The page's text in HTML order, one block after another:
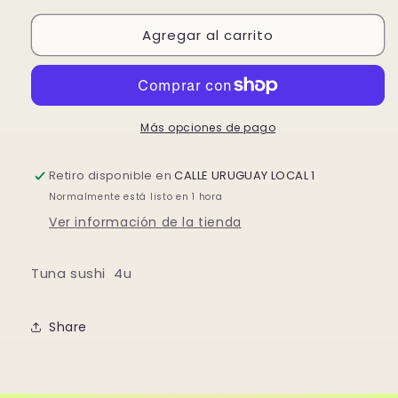
para
ATUN
para
SUSHI
ATUN
Agregar al carrito
Más opciones de pago
Retiro disponible enCALLE URUGUAY LOCAL 1
Normalmente está listo en 1 hora
Ver información de la tienda
Tuna sushi 4u
Share